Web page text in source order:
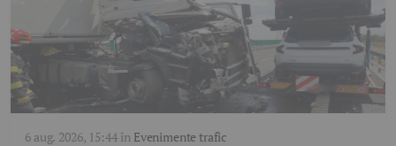
6 aug. 2026, 15:44în Evenimente trafic